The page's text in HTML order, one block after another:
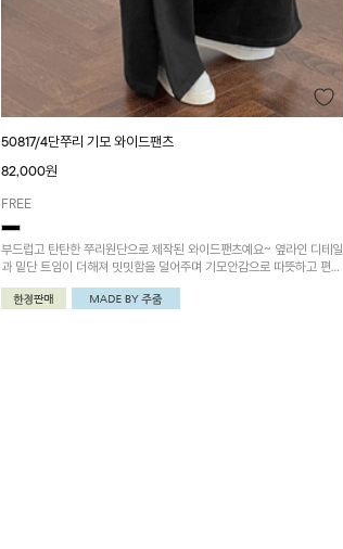
50817/4단쭈리 기모 와이드팬츠
82,000원
FREE
부드럽고 탄탄한 쭈리원단으로 제작된 와이드팬츠예요~ 옆라인 디테일
과 밑단 트임이 더해져 밋밋함을 덜어주며 기모안감으로 따뜻하고 편안
하게! 포켓배색 4단쭈리 후드집업과 함께 코디하시면 더욱 멋스러워요